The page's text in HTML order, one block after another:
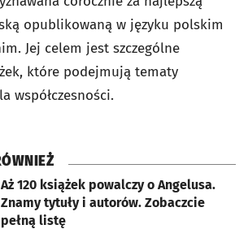
opublikowaną w języku polskim
Jej celem jest szczególne
które podejmują tematy
współczesności.
Aż 120 książek powalczy o Angelusa.
Znamy tytuły i autorów. Zobaczcie
pełną listę